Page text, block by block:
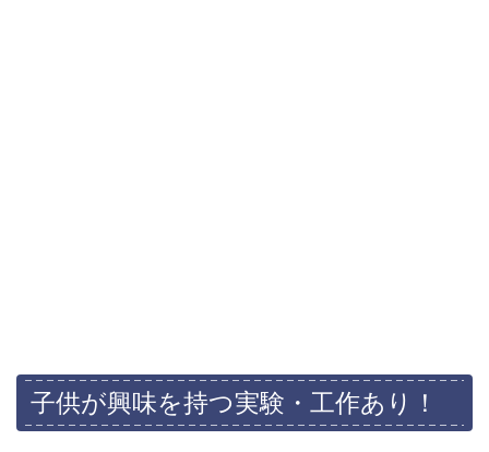
子供が興味を持つ実験・工作あり！